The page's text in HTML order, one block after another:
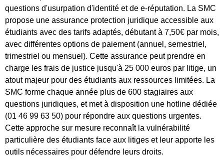
questions d'usurpation d'identité et de e-réputation. La SMC
propose une assurance protection juridique accessible aux
étudiants avec des tarifs adaptés, débutant à 7,50€ par mois,
avec différentes options de paiement (annuel, semestriel,
trimestriel ou mensuel). Cette assurance peut prendre en
charge les frais de justice jusqu'à 25 000 euros par litige, un
atout majeur pour des étudiants aux ressources limitées. La
SMC forme chaque année plus de 600 stagiaires aux
questions juridiques, et met à disposition une hotline dédiée
(01 46 99 63 50) pour répondre aux questions urgentes.
Cette approche sur mesure reconnaît la vulnérabilité
particulière des étudiants face aux litiges et leur apporte les
outils nécessaires pour défendre leurs droits.